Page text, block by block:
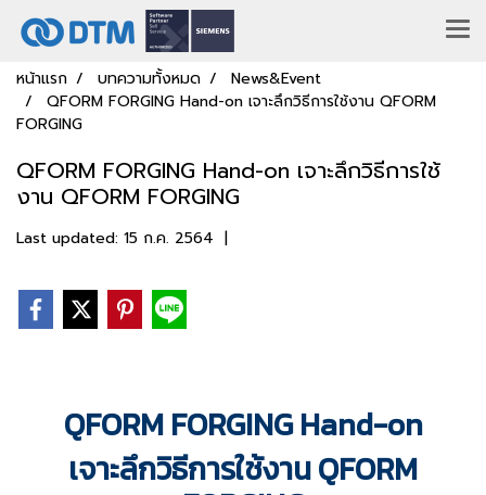
หน้าแรก บทความทั้งหมด
News&Event
QFORM FORGING Hand-on เจาะลึกวิธีการใช้งาน QFORM
FORGING
QFORM FORGING Hand-on เจาะลึกวิธีการใช้
งาน QFORM FORGING
Last updated: 15 ก.ค. 2564 |
QFORM FORGING Hand-on
เจาะลึกวิธีการใช้งาน QFORM